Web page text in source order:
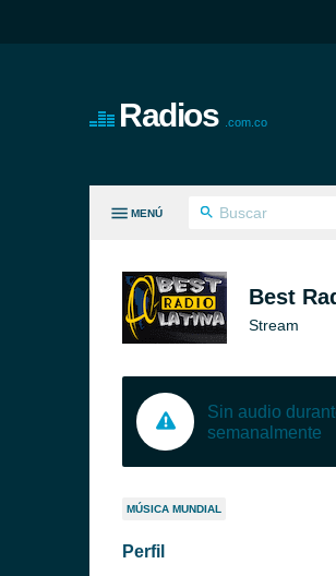
Radios .com.co
MENÚ
Best
Stream
Sin audio
semanalmente
MÚSICA MUNDIAL
Perfil